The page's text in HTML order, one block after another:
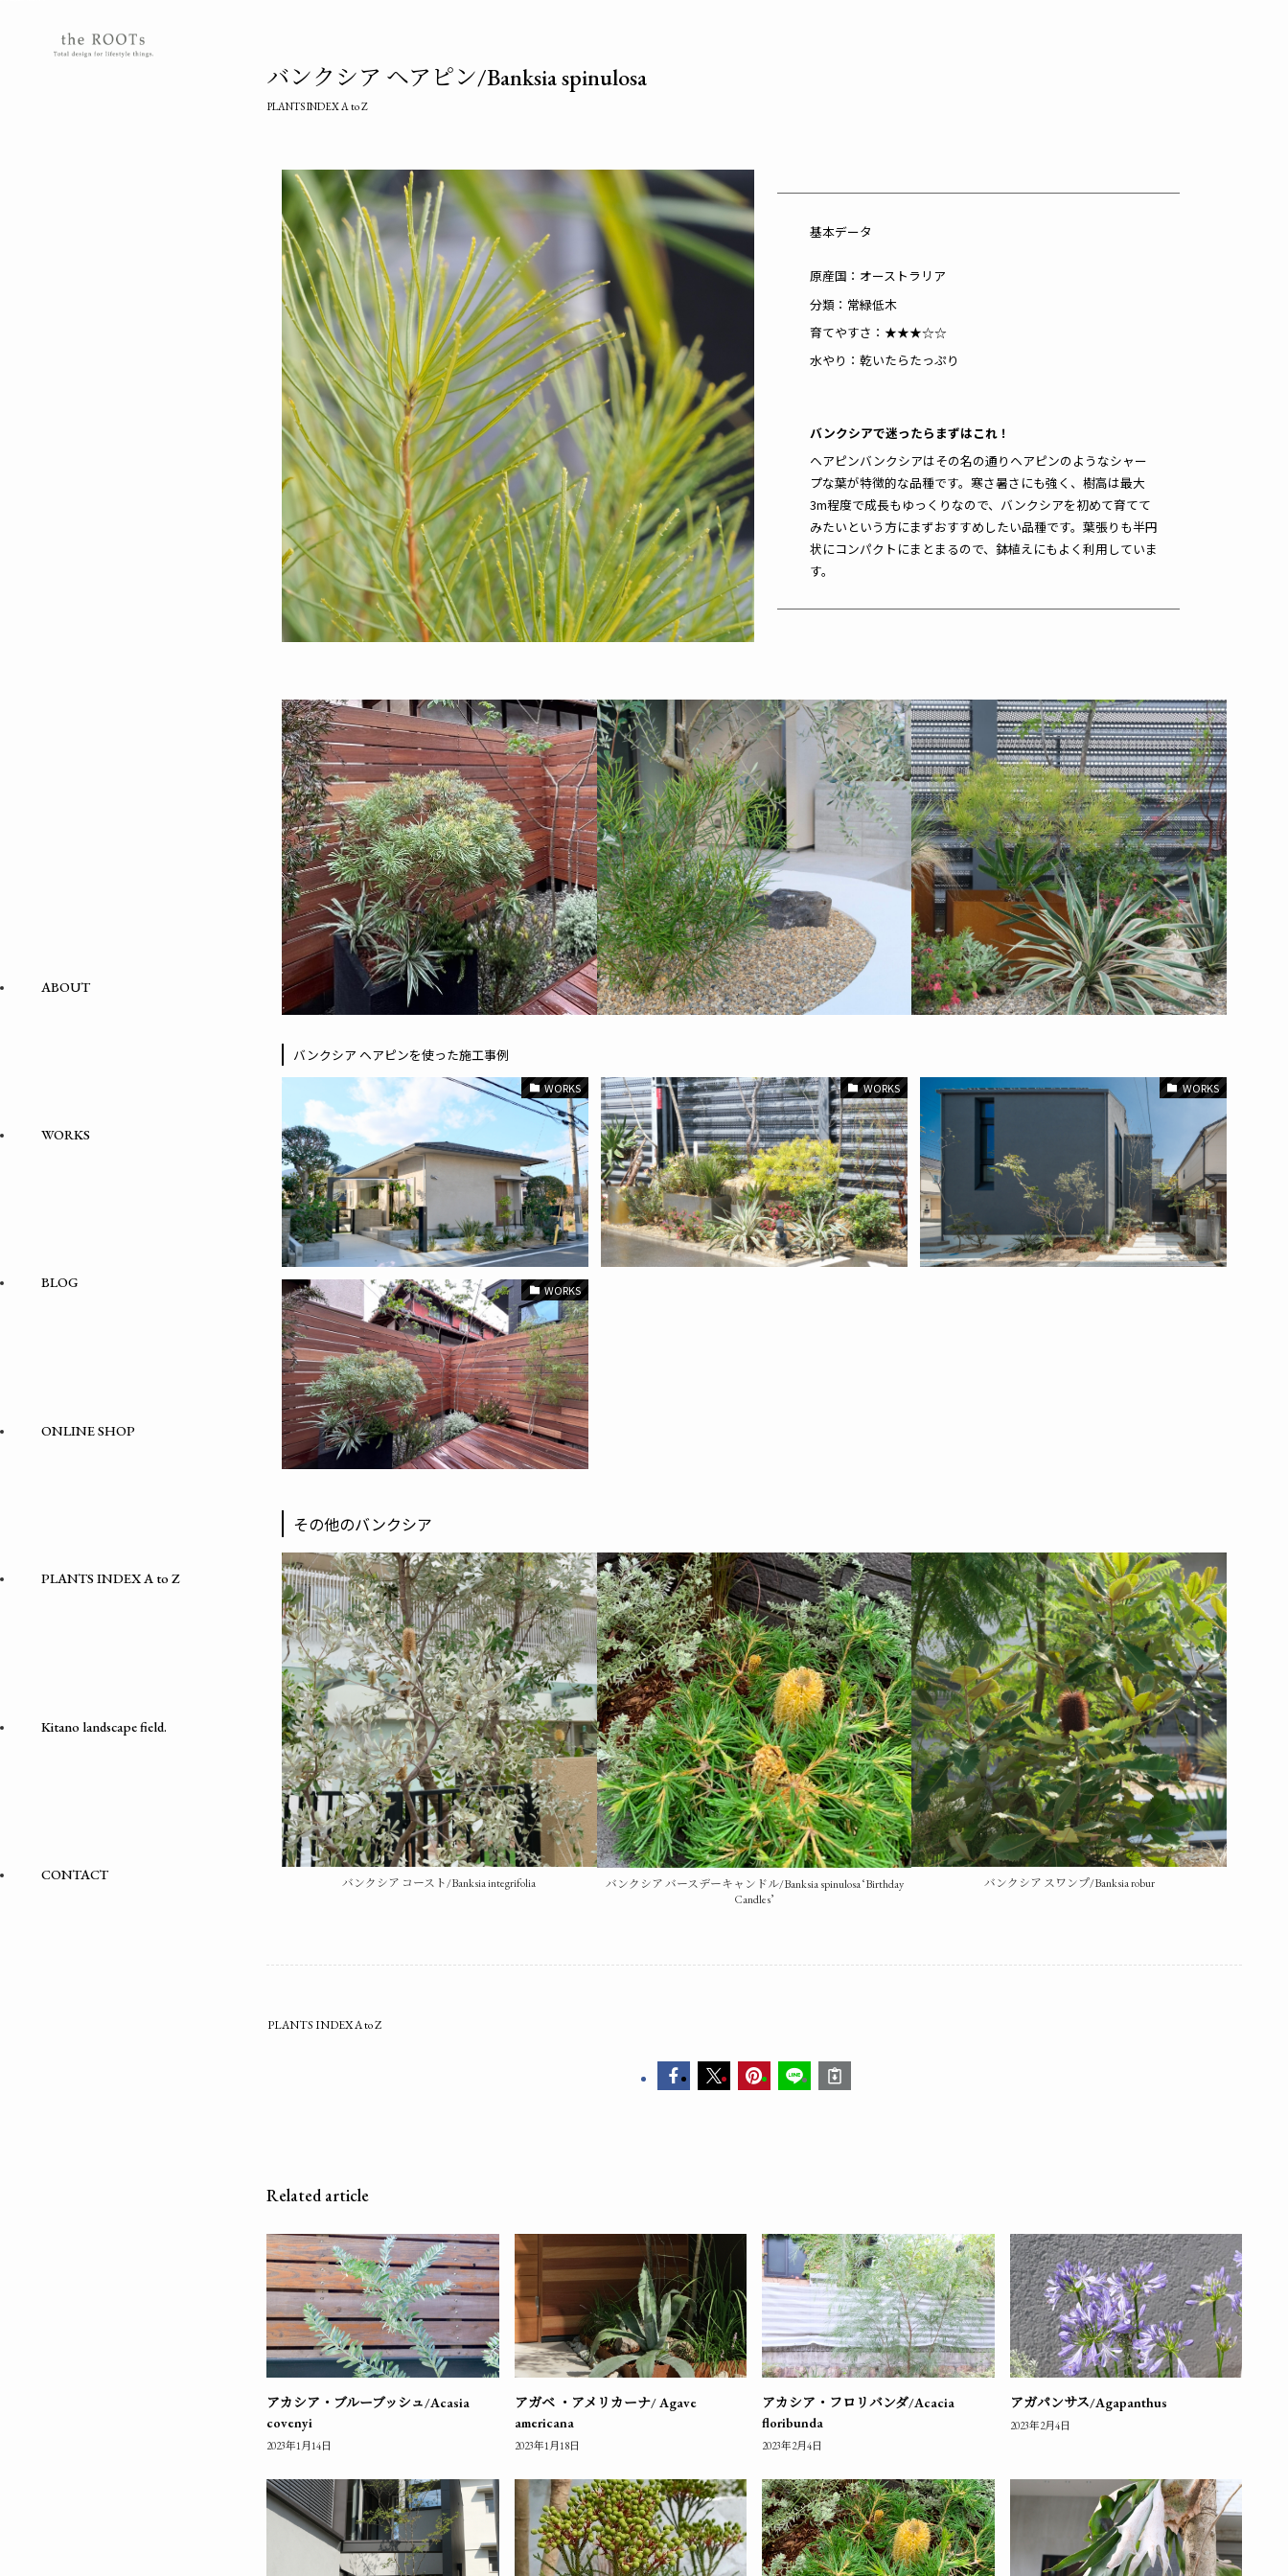
ABOUT
WORKS
BLOG
ONLINE SHOP
PLANTS INDEX A to Z
Kitano landscape field.
CONTACT
バンクシア ヘアピン/Banksia spinulosa
PLANTS INDEX A to Z
基本データ
原産国：オーストラリア
分類：常緑低木
育てやすさ：★★★☆☆
水やり：乾いたらたっぷり
バンクシアで迷ったらまずはこれ！
ヘアピンバンクシアはその名の通りヘアピンのようなシャー
プな葉が特徴的な品種です。寒さ暑さにも強く、樹高は最大
3m程度で成長もゆっくりなので、バンクシアを初めて育てて
みたいという方にまずおすすめしたい品種です。葉張りも半円
状にコンパクトにまとまるので、鉢植えにもよく利用していま
す。
バンクシア ヘアピンを使った施工事例
WORKS WORKS WORKS
WORKS
その他のバンクシア
バンクシア コースト/Banksia integrifolia
バンクシア バースデーキャンドル/Banksia spinulosa ‘Birthday
Candles’
バンクシア スワンプ/Banksia robur
PLANTS INDEX A to Z
Related article
アカシア・ブルーブッシュ/Acasia
covenyi
2023年1月14日
アガベ ・アメリカーナ/ Agave
americana
2023年1月18日
アカシア・フロリバンダ/Acacia
floribunda
2023年2月4日
アガパンサス/Agapanthus
2023年2月4日